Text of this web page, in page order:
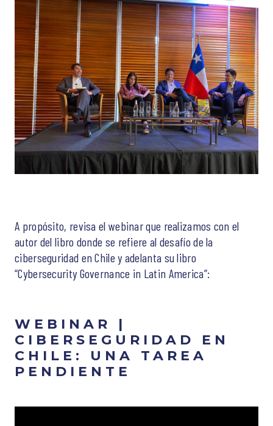
A propósito, revisa el webinar que realizamos con el
autor del libro donde se refiere al desafío de la
ciberseguridad en Chile y adelanta su libro
“Cybersecurity Governance in Latin America”:
WEBINAR |
CIBERSEGURIDAD EN
CHILE: UNA TAREA
PENDIENTE